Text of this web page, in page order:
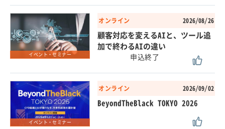
イベント・セミナー
オンライン 2026/08/26
顧客対応を変えるAIと、ツール追
加で終わるAIの違い
イベント・セミナー
オンライン 2026/09/02
BeyondTheBlack TOKYO 2026